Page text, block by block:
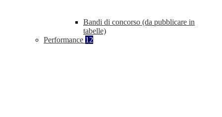
Bandi di concorso (da pubblicare in
tabelle)
Performance 12